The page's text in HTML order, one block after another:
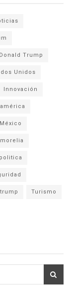
Donald Trump
Unidos
Innovación
México
politica
trump Turismo